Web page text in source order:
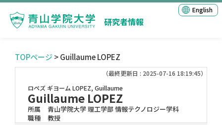
研究者情報
English
TOPページ > Guillaume LOPEZ
（最終更新日 : 2025-07-16 18:19:45）
ロペズ ギヨーム LOPEZ, Guillaume
Guillaume LOPEZ
所属
青山学院大学 理工学部 情報テクノロジー学科
職種
教授